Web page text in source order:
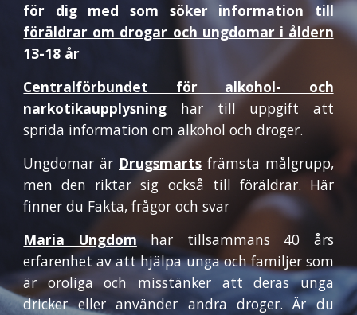
för dig med som söker information till
föräldrar om drogar och ungdomar i åldern
13-18 år
Centralförbundet för alkohol- och
narkotikaupplysning
har till uppgift att
sprida information om alkohol och droger.
Ungdomar är Drugsmarts främsta målgrupp,
men den riktar sig också till föräldrar. Här
finner du Fakta, frågor och svar
Maria Ungdom har tillsammans 40 års
erfarenhet av att hjälpa unga och familjer som
är oroliga och misstänker att deras unga
dricker eller använder andra droger. Är du